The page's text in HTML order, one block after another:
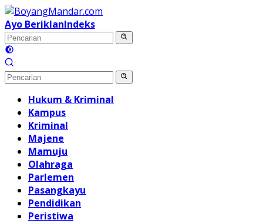
Langsung
ke
konten
Ayo BeriklanIndeks
Hukum & Kriminal
Kampus
Kriminal
Majene
Mamuju
Olahraga
Parlemen
Pasangkayu
Pendidikan
Peristiwa